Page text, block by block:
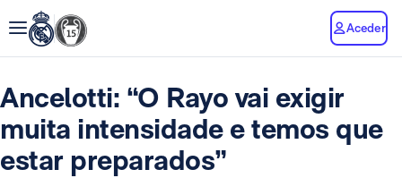
Aceder
Ancelotti: “O Rayo vai exigir
muita intensidade e temos que
estar preparados”